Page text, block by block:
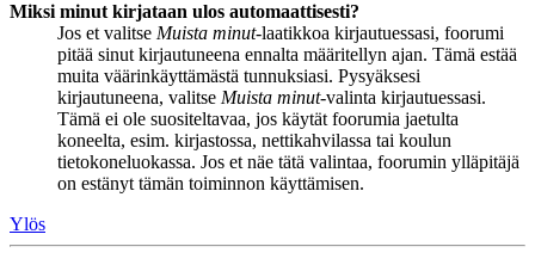
Miksi minut kirjataan ulos automaattisesti?
Jos et valitse Muista minut-laatikkoa kirjautuessasi, foorumi
pitää sinut kirjautuneena ennalta määritellyn ajan. Tämä estää
muita väärinkäyttämästä tunnuksiasi. Pysyäksesi
kirjautuneena, valitse Muista minut-valinta kirjautuessasi.
Tämä ei ole suositeltavaa, jos käytät foorumia jaetulta
koneelta, esim. kirjastossa, nettikahvilassa tai koulun
tietokoneluokassa. Jos et näe tätä valintaa, foorumin ylläpitäjä
on estänyt tämän toiminnon käyttämisen.
Ylös